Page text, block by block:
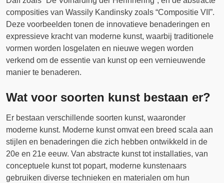
composities van Wassily Kandinsky zoals “Compositie VII”.
Deze voorbeelden tonen de innovatieve benaderingen en
expressieve kracht van moderne kunst, waarbij traditionele
vormen worden losgelaten en nieuwe wegen worden
verkend om de essentie van kunst op een vernieuwende
manier te benaderen.
Wat voor soorten kunst bestaan er?
Er bestaan verschillende soorten kunst, waaronder
moderne kunst. Moderne kunst omvat een breed scala aan
stijlen en benaderingen die zich hebben ontwikkeld in de
20e en 21e eeuw. Van abstracte kunst tot installaties, van
conceptuele kunst tot popart, moderne kunstenaars
gebruiken diverse technieken en materialen om hun